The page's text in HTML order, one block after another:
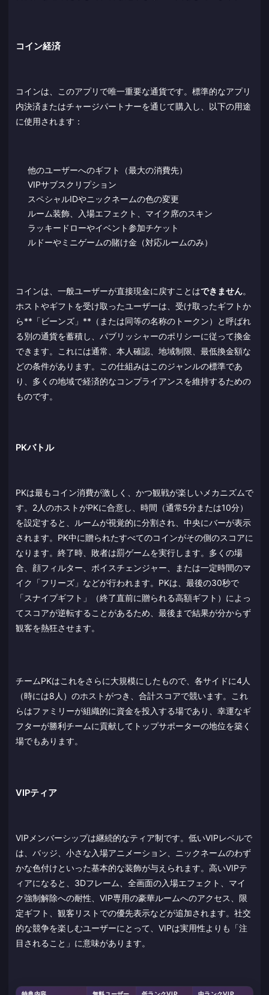
コイン経済
コインは、このアプリで唯一重要な通貨です。標準的なアプリ
内決済またはチャージパートナーを通じて購入し、以下の用途
に使用されます：
他のユーザーへのギフト（最大の消費先）
VIPサブスクリプション
スペシャルIDやニックネームの色の変更
ルーム装飾、入場エフェクト、マイク席のスキン
ラッキードローやイベント参加チケット
ルドーやミニゲームの賭け金（対応ルームのみ）
コインは、一般ユーザーが直接現金に戻すことはできません。
ホストやギフトを受け取ったユーザーは、受け取ったギフトか
ら**「ビーンズ」**（または同等の名称のトークン）と呼ばれ
る別の通貨を蓄積し、パブリッシャーのポリシーに従って換金
できます。これには通常、本人確認、地域制限、最低換金額な
どの条件があります。この仕組みはこのジャンルの標準であ
り、多くの地域で経済的なコンプライアンスを維持するための
ものです。
PKバトル
PKは最もコイン消費が激しく、かつ観戦が楽しいメカニズムで
す。2人のホストがPKに合意し、時間（通常5分または10分）
を設定すると、ルームが視覚的に分割され、中央にバーが表示
されます。PK中に贈られたすべてのコインがその側のスコアに
なります。終了時、敗者は罰ゲームを実行します。多くの場
合、顔フィルター、ボイスチェンジャー、または一定時間のマ
イク「フリーズ」などが行われます。PKは、最後の30秒で
「スナイプギフト」（終了直前に贈られる高額ギフト）によっ
てスコアが逆転することがあるため、最後まで結果が分からず
観客を熱狂させます。
チームPKはこれをさらに大規模にしたもので、各サイドに4人
（時には8人）のホストがつき、合計スコアで競います。これ
らはファミリーが組織的に資金を投入する場であり、幸運なギ
フターが勝利チームに貢献してトップサポーターの地位を築く
場でもあります。
VIPティア
VIPメンバーシップは継続的なティア制です。低いVIPレベルで
は、バッジ、小さな入場アニメーション、ニックネームのわず
かな色付けといった基本的な装飾が与えられます。高いVIPテ
ィアになると、3Dフレーム、全画面の入場エフェクト、マイ
ク強制解除への耐性、VIP専用の豪華ルームへのアクセス、限
定ギフト、観客リストでの優先表示などが追加されます。社交
的な競争を楽しむユーザーにとって、VIPは実用性よりも「注
目されること」に意味があります。